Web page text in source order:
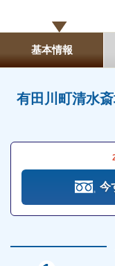
め、非常に便利で
待合ロビ
有田川町清水斎
ます。
施設は無料で利用
通夜の夜の仮眠も
葬儀後の火葬時
基本情報
有田川町清水
今